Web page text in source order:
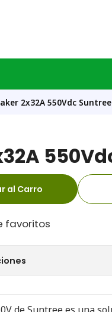
2x32A 550Vdc Suntree
al Carro
favoritos